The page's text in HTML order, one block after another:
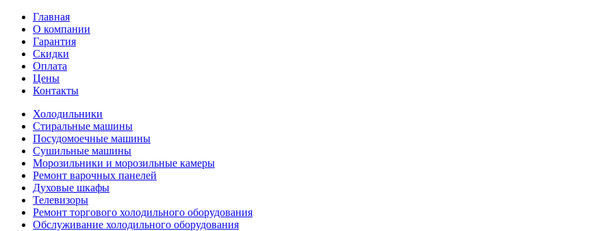
Главная
О компании
Гарантия
Скидки
Оплата
Цены
Контакты
Холодильники
Стиральные машины
Посудомоечные машины
Сушильные машины
Морозильники и морозильные камеры
Ремонт варочных панелей
Духовые шкафы
Телевизоры
Ремонт торгового холодильного оборудования
Обслуживание холодильного оборудования